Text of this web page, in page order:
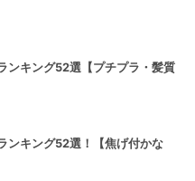
ンキング52選【プチプラ・髪質
ンキング52選！【焦げ付かな